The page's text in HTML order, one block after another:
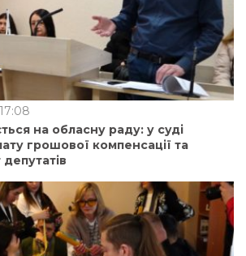
на обласну раду: у суді
грошової компенсації та